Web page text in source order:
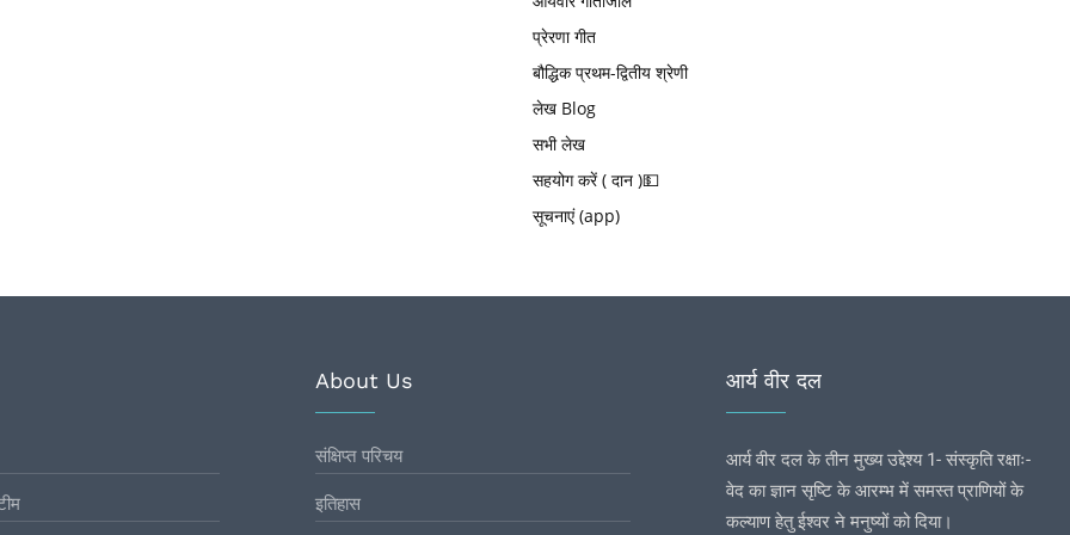
प्रेरणा गीत
बौद्धिक प्रथम-द्वितीय श्रेणी
लेख Blog
सभी लेख
सहयोग करें ( दान )💵
सूचनाएं (app)
About Us
संक्षिप्त परिचय
इतिहास
आर्य वीर दल
आर्य वीर दल के तीन मुख्य उद्देश्य 1- संस्कृति रक्षाः-
वेद का ज्ञान सृष्टि के आरम्भ में समस्त प्राणियों के
कल्याण हेतु ईश्वर ने मनुष्यों को दिया।